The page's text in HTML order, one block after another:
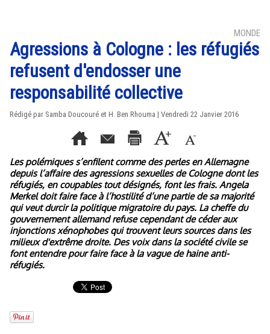
MONDE
Agressions à Cologne : les réfugiés
refusent d'endosser une
responsabilité collective
Rédigé par Samba Doucouré et H. Ben Rhouma | Vendredi 22 Janvier 2016
Les polémiques s’enfilent comme des perles en Allemagne
depuis l’affaire des agressions sexuelles de Cologne dont les
réfugiés, en coupables tout désignés, font les frais. Angela
Merkel doit faire face à l’hostilité d’une partie de sa majorité
qui veut durcir la politique migratoire du pays. La cheffe du
gouvernement allemand refuse cependant de céder aux
injonctions xénophobes qui trouvent leurs sources dans les
milieux d'extrême droite. Des voix dans la société civile se
font entendre pour faire face à la vague de haine anti-
réfugiés.